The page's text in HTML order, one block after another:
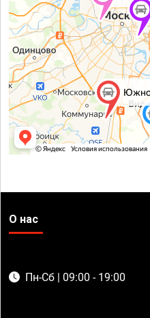
О нас
Пн-Сб | 09:00 - 19:00